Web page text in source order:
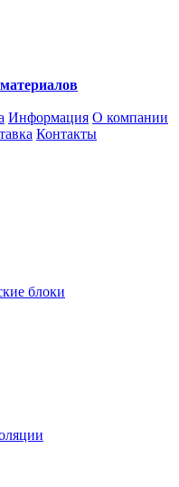
Информация О компании
Контакты
блоки